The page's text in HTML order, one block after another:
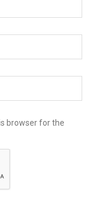
browser for the